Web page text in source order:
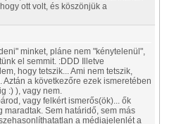
ott volt, és köszönjük a
minket, pláne nem "kénytelenül",
el semmit. :DDD Illetve
hogy tetszik... Ami nem tetszik,
a következőre ezek ismeretében
:) ), vagy nem.
vagy felkért ismerős(ök)... ők
maradtak. Sem határidő, sem más
a médiajelenlét a